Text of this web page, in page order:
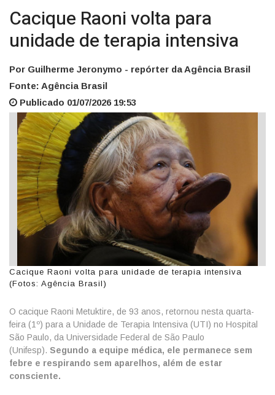
Cacique Raoni volta para
unidade de terapia intensiva
Por Guilherme Jeronymo - repórter da Agência Brasil
Fonte: Agência Brasil
Publicado 01/07/2026 19:53
Cacique Raoni volta para unidade de terapia intensiva
(Fotos: Agência Brasil)
O cacique Raoni Metuktire, de 93 anos, retornou nesta quarta-
feira (1º) para a Unidade de Terapia Intensiva (UTI) no Hospital
São Paulo, da Universidade Federal de São Paulo
(Unifesp). Segundo a equipe médica, ele permanece sem
febre e respirando sem aparelhos, além de estar
consciente.